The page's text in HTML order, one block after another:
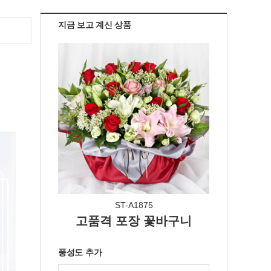
지금 보고 계신 상품
ST-A1875
고품격 포장 꽃바구니
풍성도 추가